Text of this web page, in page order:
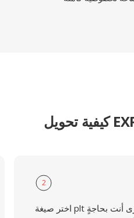
2
اختر صيغة plt أو أية صيغة أخرى أنت بحاجةٍ